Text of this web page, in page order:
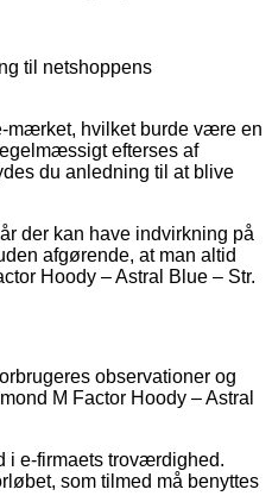
til netshoppens
mærket, hvilket burde være en
efterses af
du anledning til at blive
der kan have indvirkning på
afgørende, at man altid
Hoody – Astral Blue – Str.
observationer og
M Factor Hoody – Astral
i e-firmaets troværdighed.
som tilmed må benyttes